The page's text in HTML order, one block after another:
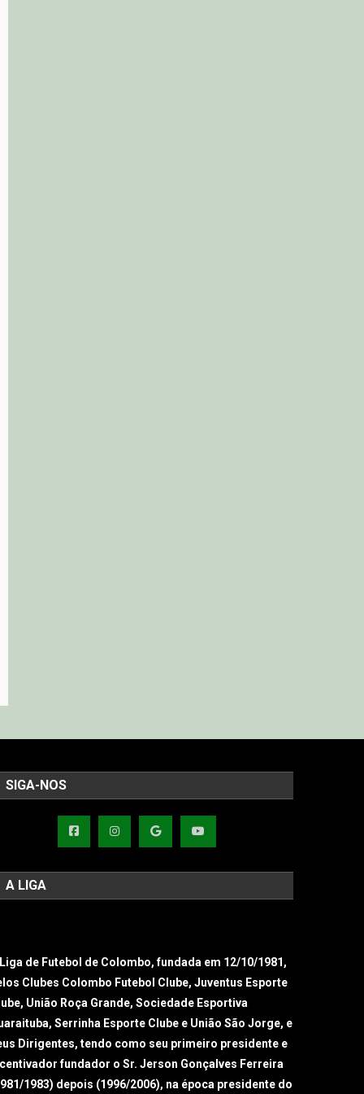
SIGA-NOS
A LIGA
de Futebol de Colombo, fundada em 12/10/1981,
Clubes Colombo Futebol Clube, Juventus Esporte
União Roça Grande, Sociedade Esportiva
Serrinha Esporte Clube e União São Jorge, e
Dirigentes, tendo como seu primeiro presidente e
fundador o Sr. Jerson Gonçalves Ferreira
1983) depois (1996/2006), na época presidente do